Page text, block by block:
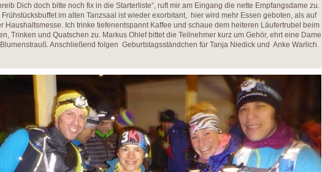
Dich doch bitte noch fix in die Starterliste“, ruft mir am Eingang die nette Empfangsdame zu.
Frühstücksbuffet im alten Tanzsaal ist wieder exorbitant, hier wird mehr Essen geboten, als auf
Haushaltsmesse. Ich trinke tiefenentspannt Kaffee und schaue dem heiteren Läufertrubel beim
Trinken und Quatschen zu. Markus Ohlef bittet die Teilnehmer kurz um Gehör, ehrt eine Dame
Anschließend folgen Geburtstagsständchen für Tanja Niedick und Anke Warlich.